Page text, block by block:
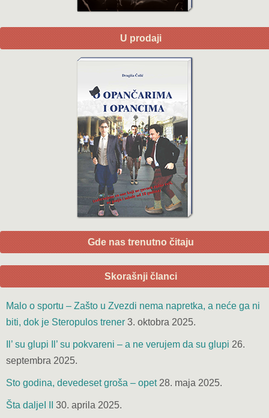
U prodaji
Gde nas trenutno čitaju
Skorašnji članci
Malo o sportu – Zašto u Zvezdi nema napretka, a neće ga ni
biti, dok je Steropulos trener 3. oktobra 2025.
Il’ su glupi Il’ su pokvareni – a ne verujem da su glupi 26.
septembra 2025.
Sto godina, devedeset groša – opet 28. maja 2025.
Šta daljeI II 30. aprila 2025.